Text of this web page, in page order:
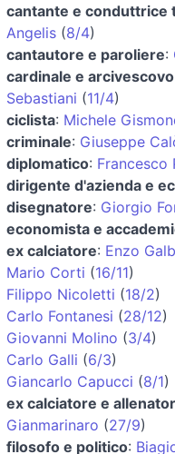
cantante e conduttrice
Angelis (8/4)
cantautore e paroliere:
cardinale e
Sebastiani (11/4)
ciclista: Michele
criminale: Giuseppe
diplomatico: Francesco
dirigente d'azienda e
disegnatore: Giorgio
economista e
ex calciatore: Enzo
Mario Corti (16/11)
Filippo Nicoletti (18/2)
Carlo Fontanesi (28/12)
Giovanni Molino (3/4)
Carlo Galli (6/3)
Giancarlo Capucci (8/1)
ex calciatore e
Gianmarinaro (27/9)
filosofo e politico: